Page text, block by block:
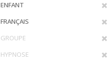
ENFANT
FRANÇAIS
GROUPE
HYPNOSE